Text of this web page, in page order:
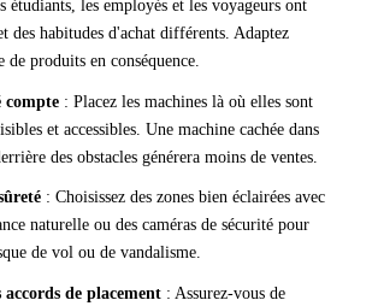
étudiants, les employés et les voyageurs ont
des habitudes d'achat différents. Adaptez
de produits en conséquence.
: Placez les machines là où elles sont
et accessibles. Une machine cachée dans
des obstacles générera moins de ventes.
: Choisissez des zones bien éclairées avec
naturelle ou des caméras de sécurité pour
de vol ou de vandalisme.
accords de placement : Assurez-vous de